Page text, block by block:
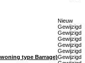
Nieuw
Gewijzigd
Gewijzigd
Gewijzigd
Gewijzigd
Gewijzigd
type Barrage)Gewijzigd